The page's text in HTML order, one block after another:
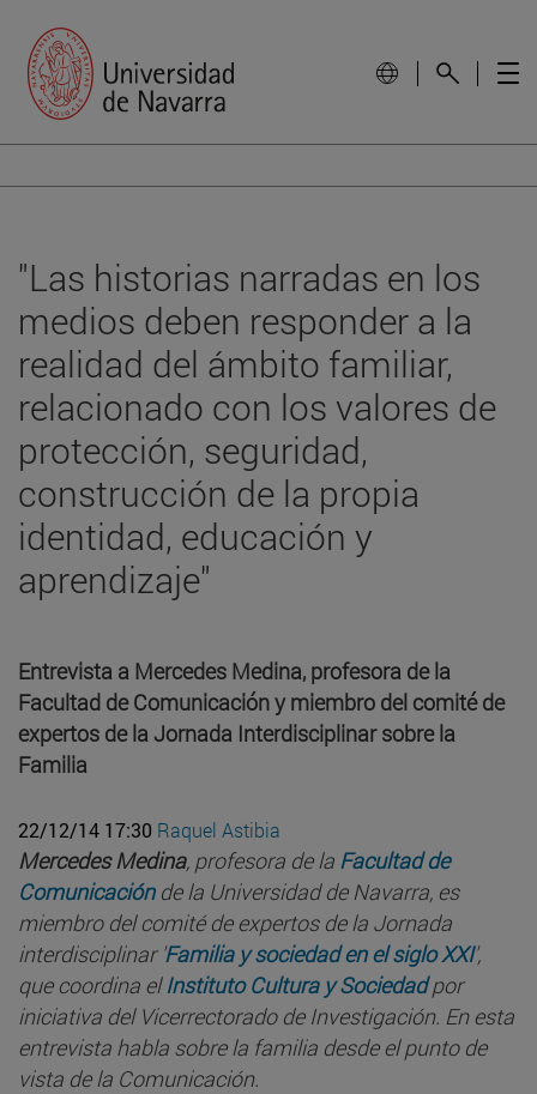
"Las historias narradas en los
medios deben responder a la
realidad del ámbito familiar,
relacionado con los valores de
protección, seguridad,
construcción de la propia
identidad, educación y
aprendizaje"
Entrevista a Mercedes Medina, profesora de la
Facultad de Comunicación y miembro del comité de
expertos de la Jornada Interdisciplinar sobre la
Familia
22/12/14 17:30 Raquel Astibia
Mercedes Medina, profesora de la Facultad de
Comunicaciónde la Universidad de Navarra, es
miembro del comité de expertos de la Jornada
interdisciplinar ' Familia y sociedad en el siglo XXI',
que coordina elInstituto Cultura y Sociedadpor
iniciativa del Vicerrectorado de Investigación. En esta
entrevista habla sobre la familia desde el punto de
vista de la Comunicación.